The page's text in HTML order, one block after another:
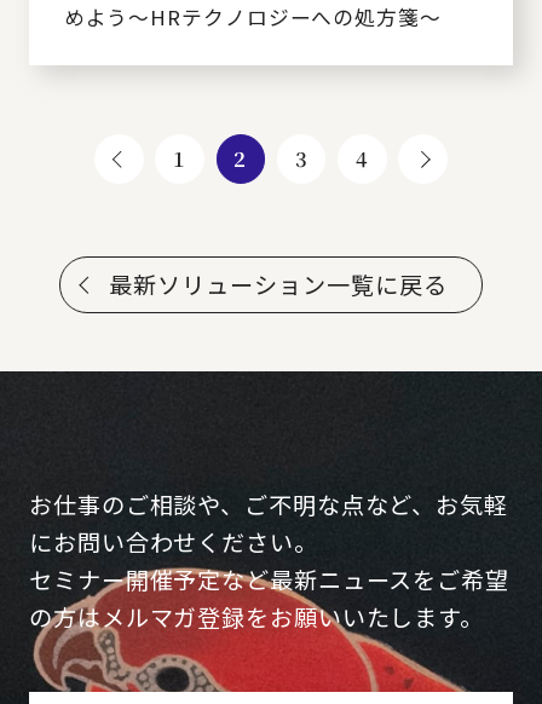
めよう～HRテクノロジーへの処方箋～
1 2 3 4
最新ソリューション一覧に戻る
お仕事のご相談や、ご不明な点など、お気軽
にお問い合わせください。
セミナー開催予定など最新ニュースをご希望
の方はメルマガ登録をお願いいたします。